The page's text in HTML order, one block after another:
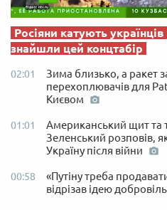
Росіяни катують
знайшли цей концтабір
02:01
Зима близько, а ракет
перехоплювачів для
Києвом
01:01
Американський щит та
Зеленський розповів,
Україну після війни
00:58
«Путіну треба
відрізав ідею